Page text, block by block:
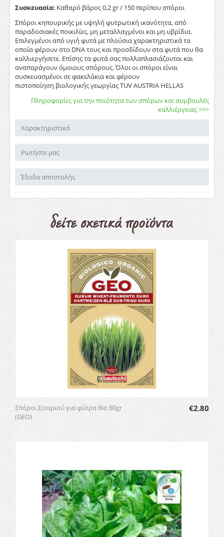
Συσκευασία: Καθαρό βάρος 0,2 gr / 150 περίπου σπόροι
Σπόροι κηπουρικής με υψηλή φυτρωτική ικανότητα, από
παραδοσιακές ποικιλίες, μη μεταλλαγμένοι και μη υβρίδια.
Επιλεγμένοι από υγιή φυτά με πλούσια χαρακτηριστικά τα
οποία φέρουν στο DNA τους και προσδίδουν στα φυτά που θα
καλλιεργήσετε. Επίσης τα φυτά σας πολλαπλασιάζονται και
αναπαράγουν όμοιους σπόρους. Όλοι οι σπόροι είναι
συσκευασμένοι σε φακελάκια και φέρουν
πιστοποίηση βιολογικής γεωργίας ΤUV AUSTRIA HELLAS
Πληροφορίες για την ποιότητα των σπόρων και συμβουλές
καλλιέργειας >>>
Χαρακτηριστικά
Ρωτήστε μας
Έξοδα αποστολής
Σπόροι Σιταριού για φύτρα Bio 80gr
(GEO)
€2.80